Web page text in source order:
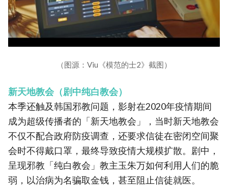
（图源：Viu《模范的士2》截图）
新天地教会（剧中纯白教会）
本季还触及韩国邪教问题，影射在2020年疫情期间
成为超级传播者的「新天地教会」，当时新天地教会
不仅不配合政府防疫调查，还要求信徒在密闭空间聚
会时不得戴口罩，最终导致疫情大规模扩散。剧中，
呈现邪教「纯白教会」教主玉朱万如何利用人们的脆
弱，以治病为名骗取金钱，甚至阻止信徒就医。